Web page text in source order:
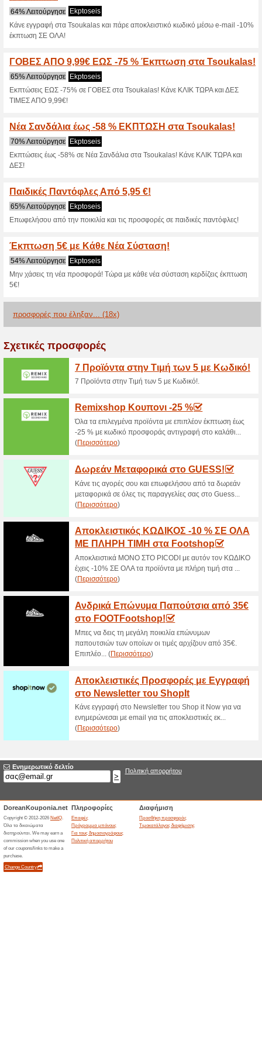
>
Τρέχουσες
2026)
Δωρεάν Μεταφορικά
Αξίας 40€ κ
57% Λειτούργησε
Ekptoseis
Με αγορές άνω των 40€ στο
Μεγάλες Προσφορές
Tsoukalas Sh
65% Λειτούργησε Ekptoseis
Κάνε εγγραφή στο Newsletter
νέα και μεγάλες προσφορές!
ΚΩΔΙΚΟΣ -10 %
Tsoukalas!
71% Λειτούργησε Κουπόνι
-10% EXTRA ΕΚΠΤΩΣΗ ΣΕ
κάνει ήδη εγγραφή κάνε
Κουπόνι Έκπτωσης
Tsoukalas!
64% Λειτούργησε Ekptoseis
Κάνε εγγραφή στα Tsoukalas
έκπτωση ΣΕ ΟΛΑ!